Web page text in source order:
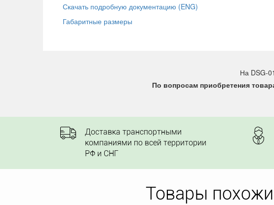
Скачать подробную документацию (ENG)
Габаритные размеры
На DSG-
По вопросам приобретения
Доставка транспортными
компаниями по всей территории
РФ и СНГ
Товары